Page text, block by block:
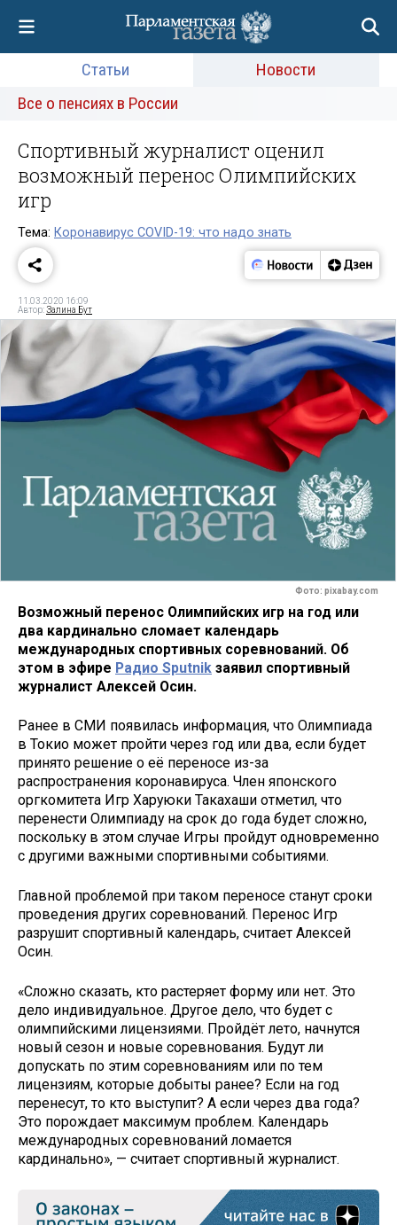
Статьи
Новости
Все о пенсиях в России
Спортивный журналист оценил
возможный перенос Олимпийских
игр
Тема: Коронавирус COVID-19: что надо знать
11.03.2020 16:09
Автор:Залина Бут
Фото: pixabay.com
Возможный перенос Олимпийских игр на год или
два кардинально сломает календарь
международных спортивных соревнований. Об
этом в эфире Радио Sputnik заявил спортивный
журналист Алексей Осин.
Ранее в СМИ появилась информация, что Олимпиада
в Токио может пройти через год или два, если будет
принято решение о её переносе из-за
распространения коронавируса. Член японского
оргкомитета Игр Харуюки Такахаши отметил, что
перенести Олимпиаду на срок до года будет сложно,
поскольку в этом случае Игры пройдут одновременно
с другими важными спортивными событиями.
Главной проблемой при таком переносе станут сроки
проведения других соревнований. Перенос Игр
разрушит спортивный календарь, считает Алексей
Осин.
«Сложно сказать, кто растеряет форму или нет. Это
дело индивидуальное. Другое дело, что будет с
олимпийскими лицензиями. Пройдёт лето, начнутся
новый сезон и новые соревнования. Будут ли
допускать по этим соревнованиям или по тем
лицензиям, которые добыты ранее? Если на год
перенесут, то кто выступит? А если через два года?
Это порождает максимум проблем. Календарь
международных соревнований ломается
кардинально», — считает спортивный журналист.